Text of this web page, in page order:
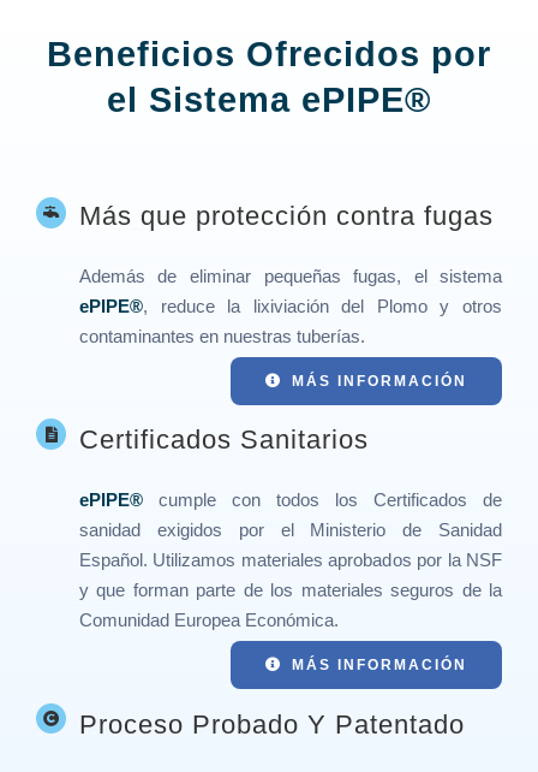
Beneficios Ofrecidos por
el Sistema ePIPE®
Más que protección contra fugas
Además de eliminar pequeñas fugas, el sistema
ePIPE®, reduce la lixiviación del Plomo y otros
contaminantes en nuestras tuberías.
MÁS INFORMACIÓN
Certificados Sanitarios
ePIPE®cumple con todos los Certificados de
sanidad exigidos por el Ministerio de Sanidad
Español. Utilizamos materiales aprobados por la NSF
y que forman parte de los materiales seguros de la
Comunidad Europea Económica.
MÁS INFORMACIÓN
Proceso Probado Y Patentado